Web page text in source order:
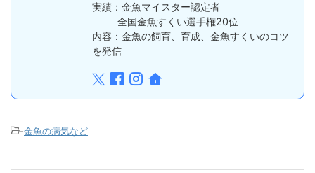
実績：金魚マイスター認定者
全国金魚すくい選手権20位
内容：金魚の飼育、育成、金魚すくいのコツ
を発信
-金魚の病気など